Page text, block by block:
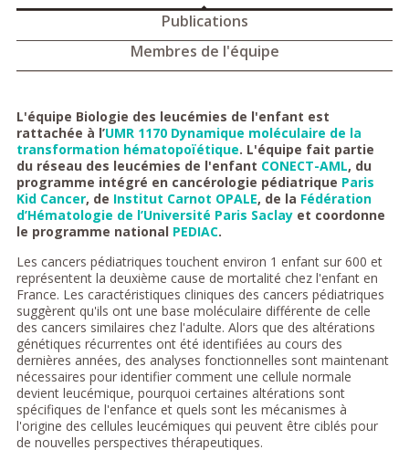
Publications
Membres de l'équipe
L'équipe Biologie des leucémies de l'enfant est
rattachée à l’UMR 1170 Dynamique moléculaire de la
transformation hématopoïétique. L'équipe fait partie
du réseau des leucémies de l'enfant CONECT-AML, du
programme intégré en cancérologie pédiatrique Paris
Kid Cancer, de Institut Carnot OPALE, de la Fédération
d’Hématologie de l’Université Paris Saclayet coordonne
le programme national PEDIAC.
Les cancers pédiatriques touchent environ 1 enfant sur 600 et
représentent la deuxième cause de mortalité chez l'enfant en
France. Les caractéristiques cliniques des cancers pédiatriques
suggèrent qu'ils ont une base moléculaire différente de celle
des cancers similaires chez l'adulte. Alors que des altérations
génétiques récurrentes ont été identifiées au cours des
dernières années, des analyses fonctionnelles sont maintenant
nécessaires pour identifier comment une cellule normale
devient leucémique, pourquoi certaines altérations sont
spécifiques de l'enfance et quels sont les mécanismes à
l'origine des cellules leucémiques qui peuvent être ciblés pour
de nouvelles perspectives thérapeutiques.